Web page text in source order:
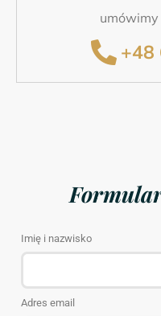
+48
Imię i nazwisko
Adres email